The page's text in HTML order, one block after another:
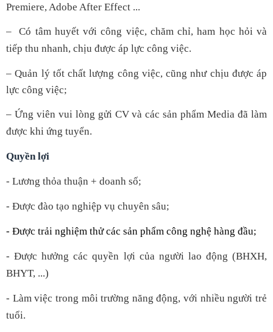
Premiere, Adobe After Effect ...
–
Có tâm huyết với công việc, chăm chỉ, ham học hỏi và
tiếp thu nhanh, chịu được áp lực công việc.
– Quản lý tốt chất lượng công việc, cũng như chịu được áp
lực công việc;
– Ứng viên vui lòng gửi CV và các sản phẩm Media đã làm
được khi ứng tuyển.
Quyền lợi
- Lương thỏa thuận + doanh số;
- Được đào tạo nghiệp vụ chuyên sâu;
- Được trải nghiệm thử các sản phẩm công nghệ hàng đầu;
- Được hưởng các quyền lợi của người lao động (BHXH,
BHYT, ...)
- Làm việc trong môi trường năng động, với nhiều người trẻ
tuổi.